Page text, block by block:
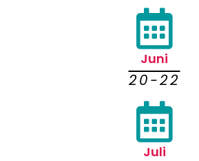
Juni
20-22
Juli